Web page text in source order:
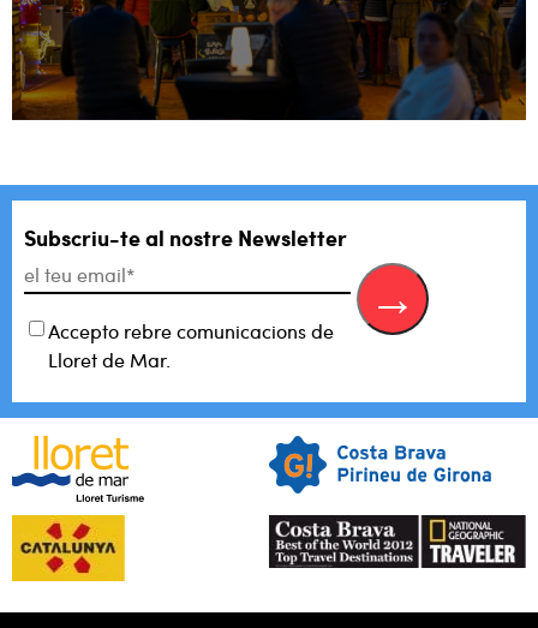
Subscriu-te al nostre Newsletter
Accepto rebre comunicacions de
Lloret de Mar.